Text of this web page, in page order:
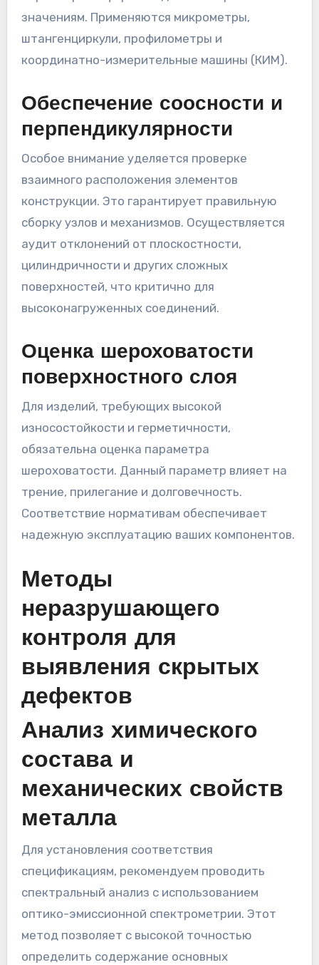
значениям. Применяются микрометры,
штангенциркули, профилометры и
координатно-измерительные машины (КИМ).
Обеспечение соосности и
перпендикулярности
Особое внимание уделяется проверке
взаимного расположения элементов
конструкции. Это гарантирует правильную
сборку узлов и механизмов. Осуществляется
аудит отклонений от плоскостности,
цилиндричности и других сложных
поверхностей, что критично для
высоконагруженных соединений.
Оценка шероховатости
поверхностного слоя
Для изделий, требующих высокой
износостойкости и герметичности,
обязательна оценка параметра
шероховатости. Данный параметр влияет на
трение, прилегание и долговечность.
Соответствие нормативам обеспечивает
надежную эксплуатацию ваших компонентов.
Методы
неразрушающего
контроля для
выявления скрытых
дефектов
Анализ химического
состава и
механических свойств
металла
Для установления соответствия
спецификациям, рекомендуем проводить
спектральный анализ с использованием
оптико-эмиссионной спектрометрии. Этот
метод позволяет с высокой точностью
определить содержание основных